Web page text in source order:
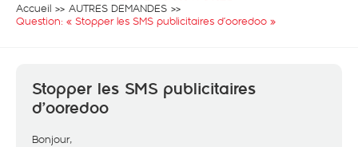
Accueil
AUTRES DEMANDES
Question: « Stopper les SMS publicitaires d’ooredoo »
Stopper les SMS publicitaires
d’ooredoo
Bonjour,